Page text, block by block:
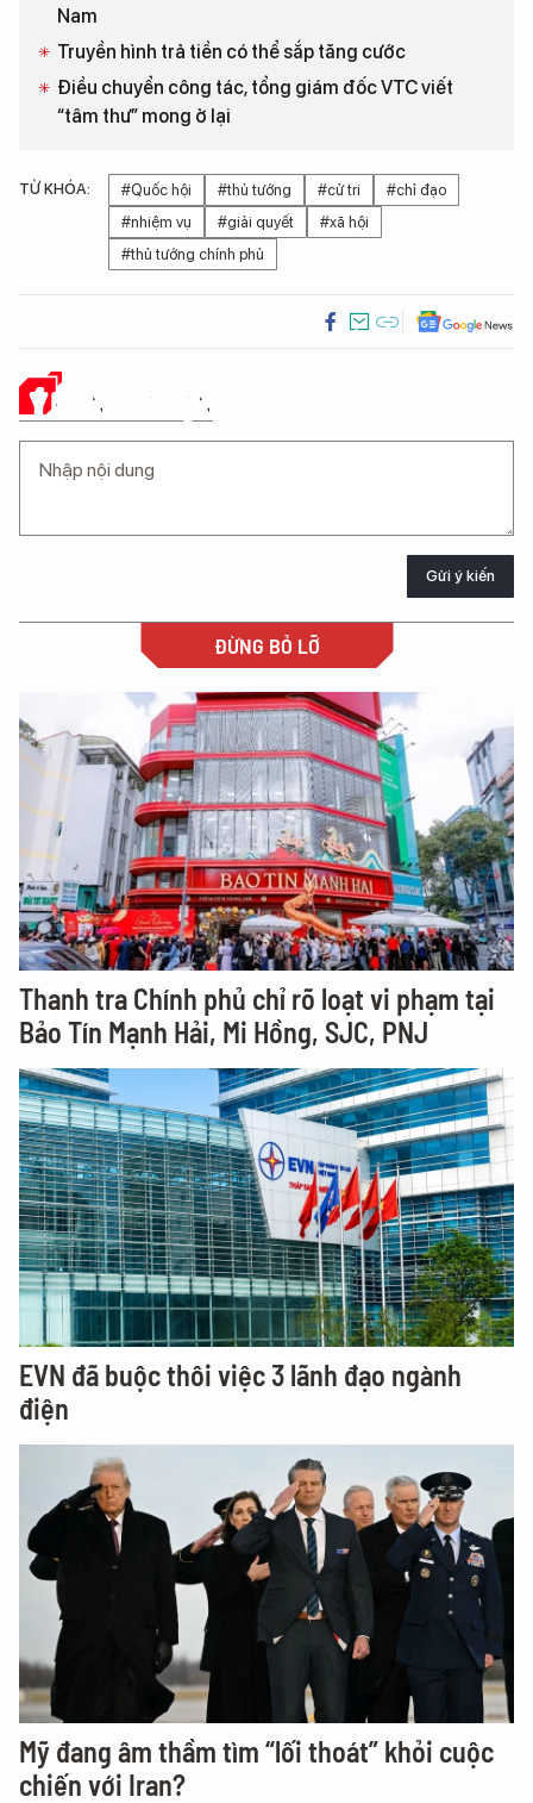
Nam
Truyền hình trả tiền có thể sắp tăng cước
Điều chuyển công tác, tổng giám đốc VTC viết
“tâm thư” mong ở lại
TỪ KHÓA: #Quốc hội #thủ tướng #cử tri
#chỉ đạo
#nhiệm vụ
#giải quyết
#xã hội
#thủ tướng chính phủ
Ý KIẾN CỦA BẠN
Gửi ý kiến
ĐỪNG BỎ LỠ
Thanh tra Chính phủ chỉ rõ loạt vi phạm tại
Bảo Tín Mạnh Hải, Mi Hồng, SJC, PNJ
EVN đã buộc thôi việc 3 lãnh đạo ngành
điện
Mỹ đang âm thầm tìm “lối thoát” khỏi cuộc
chiến với Iran?